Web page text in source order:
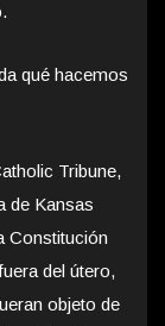
qué hacemos
Tribune,
de Kansas
Constitución
del útero,
objeto de